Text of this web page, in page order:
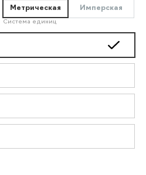
Метрическая Имперская
Система единиц